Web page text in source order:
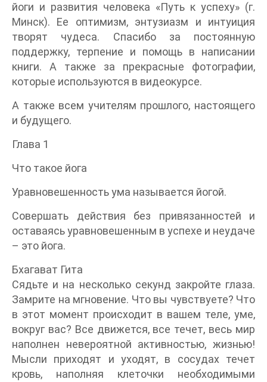
йоги и развития человека «Путь к успеху» (г.
Минск). Ее оптимизм, энтузиазм и интуиция
творят чудеса. Спасибо за постоянную
поддержку, терпение и помощь в написании
книги. А также за прекрасные фотографии,
которые используются в видеокурсе.
А также всем учителям прошлого, настоящего
и будущего.
Глава 1
Что такое йога
Уравновешенность ума называется йогой.
Совершать действия без привязанностей и
оставаясь уравновешенным в успехе и неудаче
– это йога.
Бхагават Гита
Сядьте и на несколько секунд закройте глаза.
Замрите на мгновение. Что вы чувствуете? Что
в этот момент происходит в вашем теле, уме,
вокруг вас? Все движется, все течет, весь мир
наполнен невероятной активностью, жизнью!
Мысли приходят и уходят, в сосудах течет
кровь, наполняя клеточки необходимыми